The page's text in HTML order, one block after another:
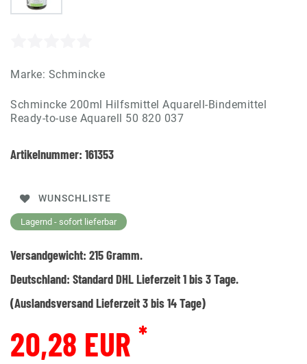
Marke: Schmincke
Schmincke 200ml Hilfsmittel Aquarell-Bindemittel
Ready-to-use Aquarell 50 820 037
Artikelnummer: 161353
WUNSCHLISTE
Lagernd - sofort lieferbar
Versandgewicht: 215Gramm.
Deutschland: Standard DHL Lieferzeit 1 bis 3 Tage.
(Auslandsversand Lieferzeit 3 bis 14 Tage)
20,28 EUR *